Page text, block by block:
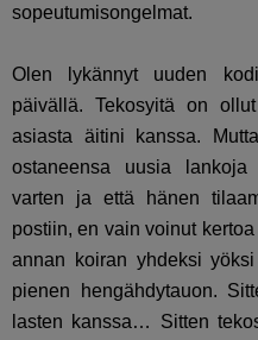
sopeutumisongelmat.
Olen lykännyt uuden
päivällä. Tekosyitä on
asiasta äitini kanssa.
ostaneensa uusia
varten ja että hänen
postiin, en vain voinut
annan koiran yhdeksi
pienen hengähdytauon.
lasten kanssa… Sitten